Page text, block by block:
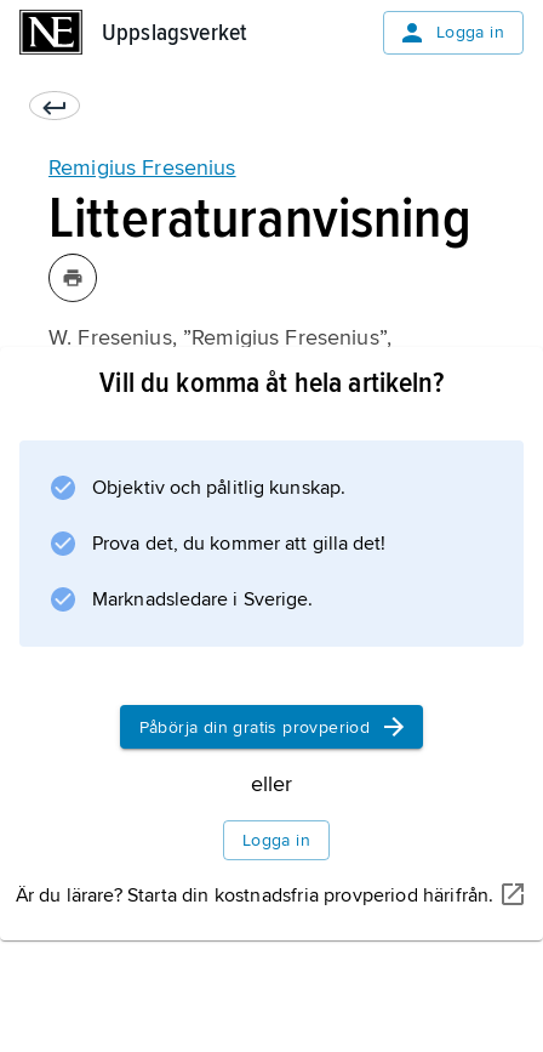
Uppslagsverket Logga in
Remigius Fresenius
Litteraturanvisning
W. Fresenius, ”Remigius Fresenius”,
Zeitschrift für analytische Chemie
Vill du komma åt hela artikeln?
Objektiv och pålitlig kunskap.
Prova det, du kommer att gilla det!
Marknadsledare i Sverige.
Påbörja din gratis provperiod
eller
Logga in
Är du lärare? Starta din kostnadsfria provperiod härifrån.